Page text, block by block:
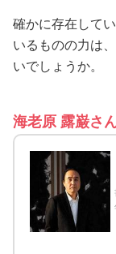
確かに存在して
いるものの力は
いでしょうか。
海老原 露巌さ